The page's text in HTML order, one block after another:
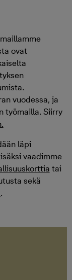
ovat
vuodessa, ja
työmailla. Siirry
läpi
vaadimme
tai
sekä
.